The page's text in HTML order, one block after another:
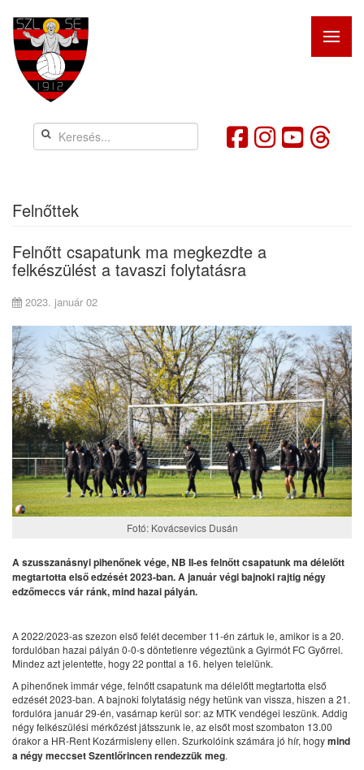
Felnőttek
Felnőtt csapatunk ma megkezdte a
felkészülést a tavaszi folytatásra
2023. január 02
Fotó: Kovácsevics Dusán
A szusszanásnyi pihenőnek vége, NB II-es felnőtt csapatunk ma délelőtt
megtartotta első edzését 2023-ban. A január végi bajnoki rajtig négy
edzőmeccs vár ránk, mind hazai pályán.
A 2022/2023-as szezon első felét december 11-én zártuk le, amikor is a 20.
fordulóban hazai pályán 0-0-s döntetlenre végeztünk a Gyirmót FC Győrrel.
Mindez azt jelentette, hogy 22 ponttal a 16. helyen telelünk.
A pihenőnek immár vége, felnőtt csapatunk ma délelőtt megtartotta első
edzését 2023-ban. A bajnoki folytatásig négy hetünk van vissza, hiszen a 21.
fordulóra január 29-én, vasárnap kerül sor: az MTK vendégei leszünk. Addig
négy felkészülési mérkőzést játsszunk le, az elsőt most szombaton 13.00
órakor a HR-Rent Kozármisleny ellen. Szurkolóink számára jó hír, hogymind
a négy meccset Szentlőrincen rendezzük meg.